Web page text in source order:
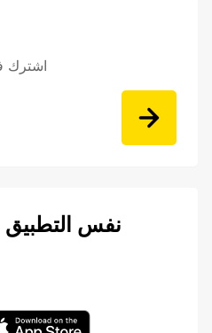
اشترك
نفس التطبيق